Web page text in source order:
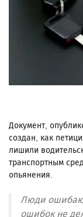
Документ,
создан, как
лишили
транспортным
опьянения.
Люди
ошибок не